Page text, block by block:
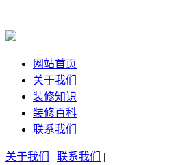
网站首页
关于我们
装修知识
装修百科
联系我们
关于我们 | 联系我们 |